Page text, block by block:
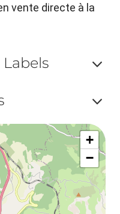
vente directe à la
Labels
ou
ou
+
−